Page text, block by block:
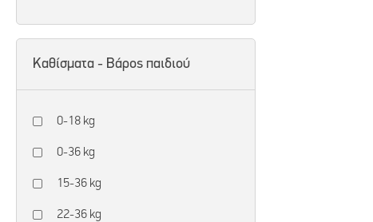
Καθίσματα - Βάρος παιδιού
0-18 kg
0-36 kg
15-36 kg
22-36 kg